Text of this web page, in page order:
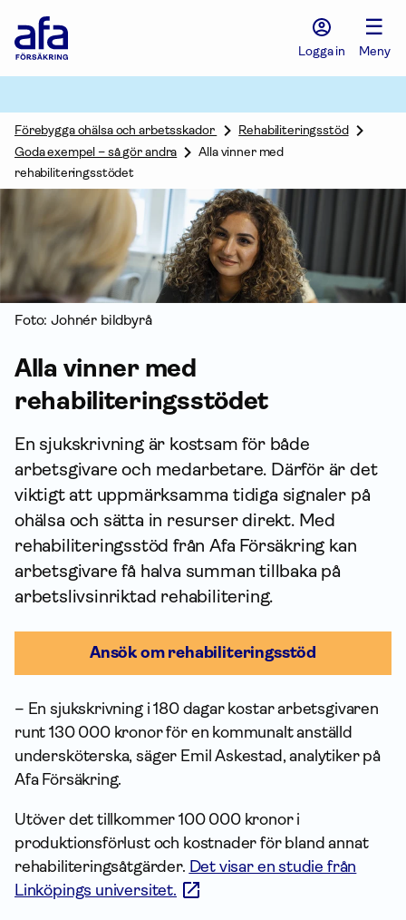
Försäkring
Logga in
☰
Meny
Förebygga ohälsa och arbetsskador
Rehabiliteringsstöd
Goda exempel – så gör andra
Alla vinner med
rehabiliteringsstödet
Foto: Johnér bildbyrå
Alla vinner med
rehabiliteringsstödet
En sjukskrivning är kostsam för både
arbetsgivare och medarbetare. Därför är det
viktigt att uppmärksamma tidiga signaler på
ohälsa och sätta in resurser direkt. Med
rehabili­terings­stöd från Afa För­säkring kan
arbetsgivare få halva summan tillbaka på
arbetslivsinriktad rehabilitering.
Ansök om rehabiliteringsstöd
– En sjukskrivning i 180 dagar kostar arbetsgivaren
runt 130 000 kronor för en kommunalt anställd
undersköterska, säger Emil Askestad, analytiker på
Afa För­säkring.
Utöver det tillkommer 100 000 kronor i
produktionsförlust och kostnader för bland annat
rehabiliteringsåtgärder. Det visar en studie från
Linköpings universitet.